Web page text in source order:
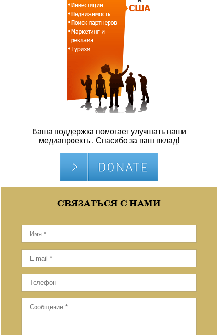
Ваша поддержка помогает улучшать наши
медиапроекты. Спасибо за ваш вклад!
СВЯЗАТЬСЯ С НАМИ